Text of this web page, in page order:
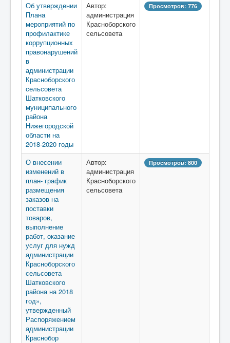
Об утверждении
Плана
мероприятий по
профилактике
коррупционных
правонарушений
в
администрации
Красноборского
сельсовета
Шатковского
муниципального
района
Нижегородской
области на
2018-2020 годы
Автор:
администрация
Красноборского
сельсовета
Просмотров: 776
О внесении
изменений в
план- график
размещения
заказов на
поставки
товаров,
выполнение
работ, оказание
услуг для нужд
администрации
Красноборского
сельсовета
Шатковского
района на 2018
год»,
утвержденный
Распоряжением
администрации
Краснобор
Автор:
администрация
Красноборского
сельсовета
Просмотров: 800